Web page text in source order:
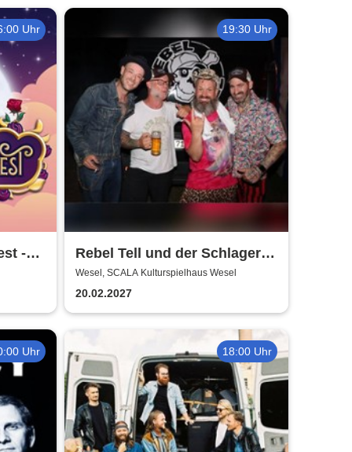
Uhr
-
19:30 Uhr
Rebel Tell und der Schlager
wird gerockt | SCALA
Kulturspielhaus Wesel
Wesel, SCALA Kulturspielhaus Wesel
20.02.2027
Uhr 18:00 Uhr